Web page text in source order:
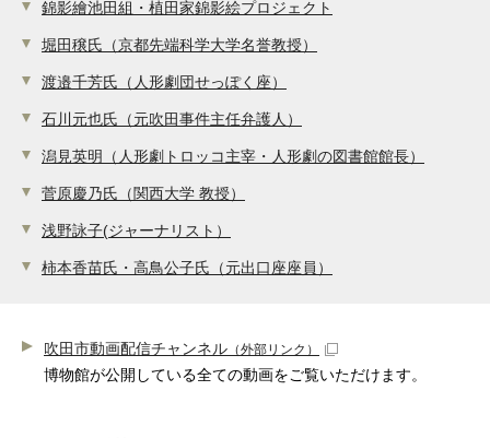
錦影繪池田組・植田家錦影絵プロジェクト
堀田穣氏（京都先端科学大学名誉教授）
渡邉千芳氏（人形劇団せっぽく座）
石川元也氏（元吹田事件主任弁護人）
潟見英明（人形劇トロッコ主宰・人形劇の図書館館長）
菅原慶乃氏（関西大学 教授）
浅野詠子(ジャーナリスト）
柿本香苗氏・高鳥公子氏（元出口座座員）
吹田市動画配信チャンネル （外部リンク）
博物館が公開している全ての動画をご覧いただけます。